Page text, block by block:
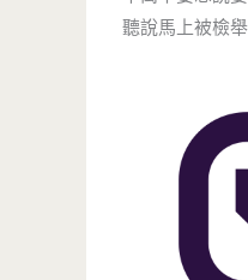
聽說馬上被檢